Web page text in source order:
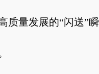
量发展的“闪送”瞬